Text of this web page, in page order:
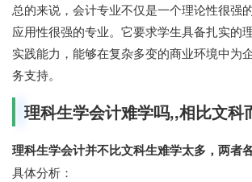
总的来说，会计专业不仅是一个理论性很强
应用性很强的专业。它要求学生具备扎实的
实践能力，能够在复杂多变的商业环境中为
务支持。
理科生学会计难学吗,,相比文科
理科生学会计并不比文科生难学太多，两者
具体分析：